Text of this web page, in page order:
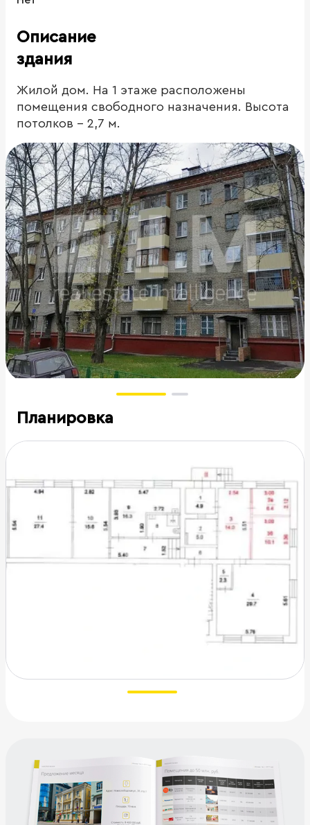
Описание
здания
Жилой дом. На 1 этаже расположены
помещения свободного назначения. Высота
потолков - 2,7 м.
Планировка